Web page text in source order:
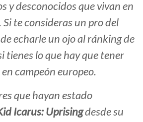
y desconocidos que vivan en
te consideras un pro del
echarle un ojo al ránking de
tienes lo que hay que tener
campeón europeo.
que hayan estado
Icarus: Uprisingdesde su